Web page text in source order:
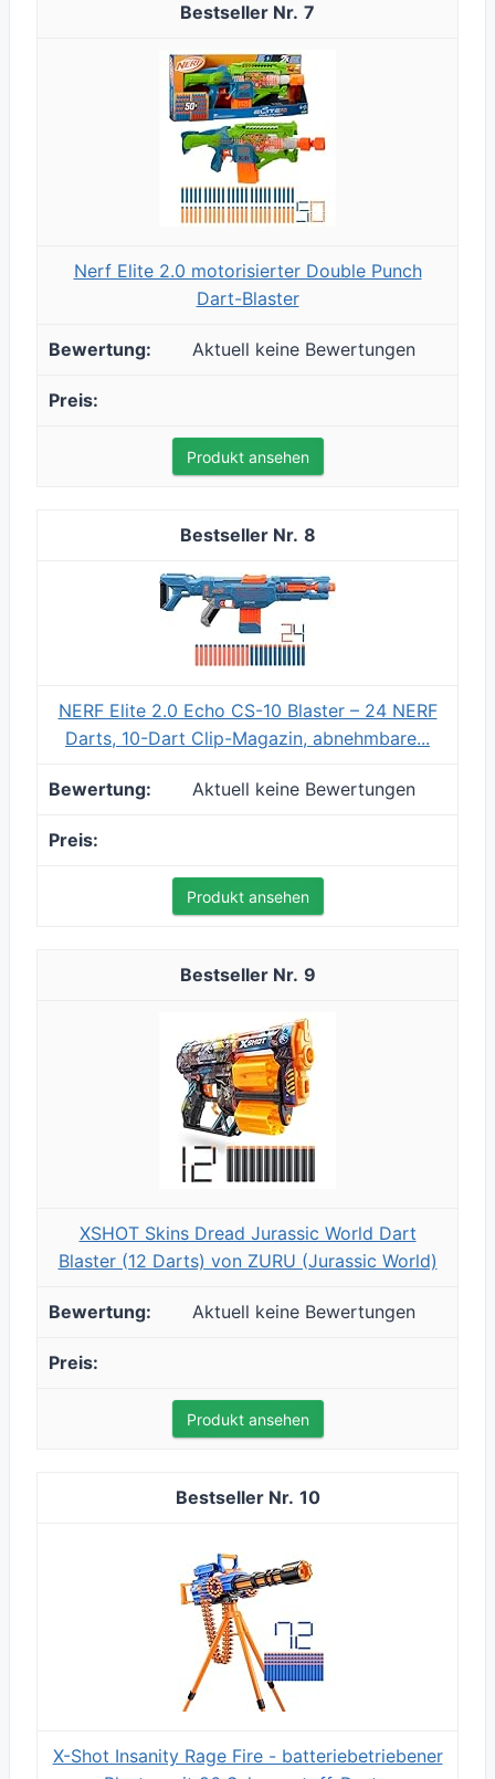
7
Nerf Elite 2.0 motorisierter Double Punch
Dart-Blaster
Aktuell keine Bewertungen
Produkt ansehen
8
NERF Elite 2.0 Echo CS-10 Blaster – 24 NERF
Darts, 10-Dart Clip-Magazin, abnehmbare...
Aktuell keine Bewertungen
Produkt ansehen
9
XSHOT Skins Dread Jurassic World Dart
Blaster (12 Darts) von ZURU (Jurassic World)
Aktuell keine Bewertungen
Produkt ansehen
10
X-Shot Insanity Rage Fire - batteriebetriebener